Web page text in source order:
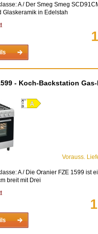
A / Der Smeg Smeg
Glaskeramik in Edelstah
- Koch-Backstation
Vorauss.
A / Die Oranier FZE 1599 ist
breit mit Drei